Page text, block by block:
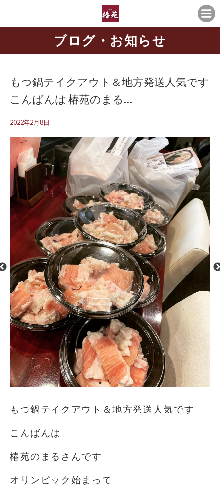
ブログ・お知らせ
もつ鍋テイクアウト＆地方発送人気です
こんばんは 椿苑のまる…
2022年2月8日
もつ鍋テイクアウト＆地方発送人気です
こんばんは
椿苑のまるさんです
オリンピック始まって